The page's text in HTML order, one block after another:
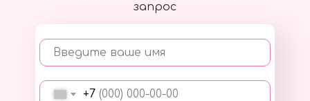
запрос
Введите ваше имя
+7